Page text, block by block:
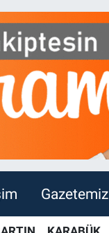
Gazetemiz